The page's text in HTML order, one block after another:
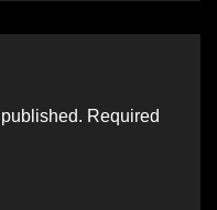
Required